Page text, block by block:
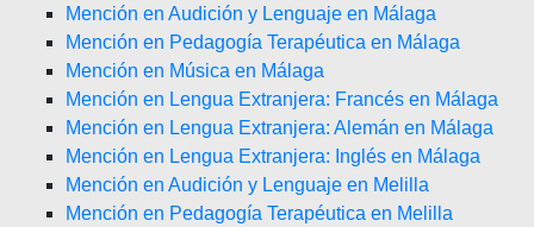
Mención en Audición y Lenguaje en Málaga
Mención en Pedagogía Terapéutica en Málaga
Mención en Música en Málaga
Mención en Lengua Extranjera: Francés en Málaga
Mención en Lengua Extranjera: Alemán en Málaga
Mención en Lengua Extranjera: Inglés en Málaga
Mención en Audición y Lenguaje en Melilla
Mención en Pedagogía Terapéutica en Melilla